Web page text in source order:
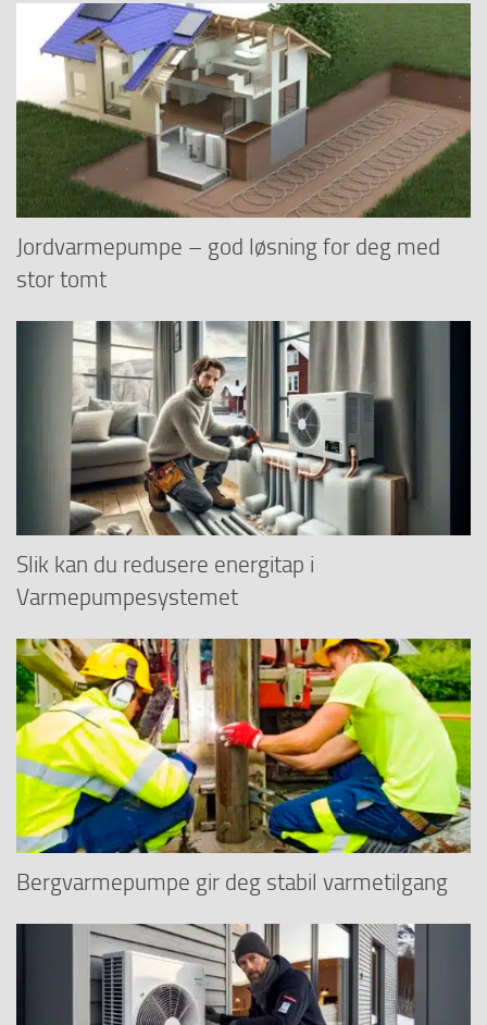
Jordvarmepumpe – god løsning for deg med
stor tomt
Slik kan du redusere energitap i
Varmepumpesystemet
Bergvarmepumpe gir deg stabil varmetilgang